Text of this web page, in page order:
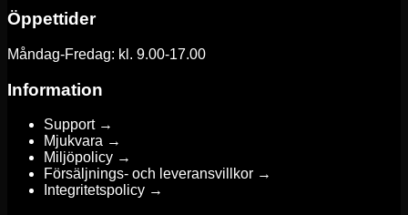
Öppettider
Måndag-Fredag: kl. 9.00-17.00
Information
Support →
Mjukvara →
Miljöpolicy →
Försäljnings- och leveransvillkor →
Integritetspolicy →